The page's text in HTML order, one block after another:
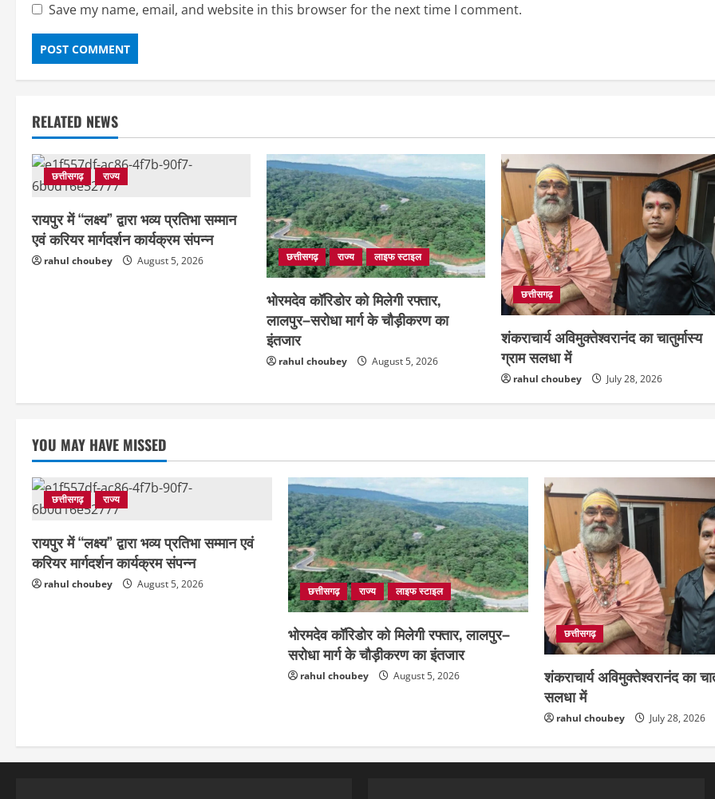
Save my name, email, and website in this browser for the next time I comment.
RELATED NEWS
छत्तीसगढ़ राज्य
रायपुर में “लक्ष्य” द्वारा भव्य प्रतिभा सम्मान
एवं करियर मार्गदर्शन कार्यक्रम संपन्न
rahul choubey August 5, 2026 छत्तीसगढ़ राज्य लाइफ स्टाइल
भोरमदेव कॉरिडोर को मिलेगी रफ्तार,
लालपुर–सरोधा मार्ग के चौड़ीकरण का
इंतजार
rahul choubey August 5, 2026
छत्तीसगढ़
शंकराचार्य अविमुक्तेश्वरानंद का चातुर्मास्य
ग्राम सलधा में
rahul choubey July 28, 2026
YOU MAY HAVE MISSED
छत्तीसगढ़ राज्य
रायपुर में “लक्ष्य” द्वारा भव्य प्रतिभा सम्मान एवं
करियर मार्गदर्शन कार्यक्रम संपन्न
rahul choubey August 5, 2026
छत्तीसगढ़ राज्य लाइफ स्टाइल
भोरमदेव कॉरिडोर को मिलेगी रफ्तार, लालपुर–
सरोधा मार्ग के चौड़ीकरण का इंतजार
rahul choubey August 5, 2026
छत्तीसगढ़
शंकराचार्य अविमुक्तेश्वरानंद का
सलधा में
rahul choubey July 28, 2026